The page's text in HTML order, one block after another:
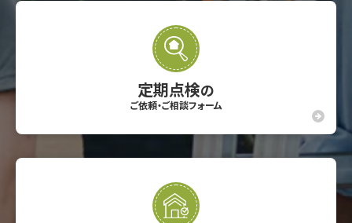
定期点検の
ご依頼・ご相談フォーム